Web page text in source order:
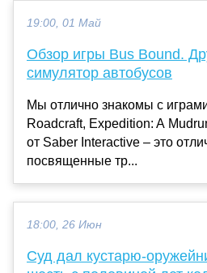
19:00, 01 Май
Обзор игры Bus Bound.
симулятор автобусов
Мы отлично знакомы с
Roadcraft, Expedition: A
от Saber Interactive – это
посвященные тр...
18:00, 26 Июн
Суд дал кустарю-